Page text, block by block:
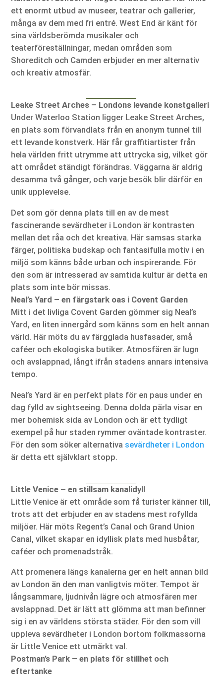
ett enormt utbud av museer, teatrar och gallerier,
många av dem med fri entré. West End är känt för
sina världsberömda musikaler och
teaterföreställningar, medan områden som
Shoreditch och Camden erbjuder en mer alternativ
och kreativ atmosfär.
Leake Street Arches – Londons levande konstgalleri
Under Waterloo Station ligger Leake Street Arches,
en plats som förvandlats från en anonym tunnel till
ett levande konstverk. Här får graffitiartister från
hela världen fritt utrymme att uttrycka sig, vilket gör
att området ständigt förändras. Väggarna är aldrig
desamma två gånger, och varje besök blir därför en
unik upplevelse.
Det som gör denna plats till en av de mest
fascinerande sevärdheter i London är kontrasten
mellan det råa och det kreativa. Här samsas starka
färger, politiska budskap och fantasifulla motiv i en
miljö som känns både urban och inspirerande. För
den som är intresserad av samtida kultur är detta en
plats som inte bör missas.
Neal’s Yard – en färgstark oas i Covent Garden
Mitt i det livliga Covent Garden gömmer sig Neal’s
Yard, en liten innergård som känns som en helt annan
värld. Här möts du av färgglada husfasader, små
caféer och ekologiska butiker. Atmosfären är lugn
och avslappnad, långt ifrån stadens annars intensiva
tempo.
Neal’s Yard är en perfekt plats för en paus under en
dag fylld av sightseeing. Denna dolda pärla visar en
mer bohemisk sida av London och är ett tydligt
exempel på hur staden rymmer oväntade kontraster.
För den som söker alternativa sevärdheter i London
är detta ett självklart stopp.
Little Venice – en stillsam kanalidyll
Little Venice är ett område som få turister känner till,
trots att det erbjuder en av stadens mest rofyllda
miljöer. Här möts Regent’s Canal och Grand Union
Canal, vilket skapar en idyllisk plats med husbåtar,
caféer och promenadstråk.
Att promenera längs kanalerna ger en helt annan bild
av London än den man vanligtvis möter. Tempot är
långsammare, ljudnivån lägre och atmosfären mer
avslappnad. Det är lätt att glömma att man befinner
sig i en av världens största städer. För den som vill
uppleva sevärdheter i London bortom folkmassorna
är Little Venice ett utmärkt val.
Postman’s Park – en plats för stillhet och
eftertanke